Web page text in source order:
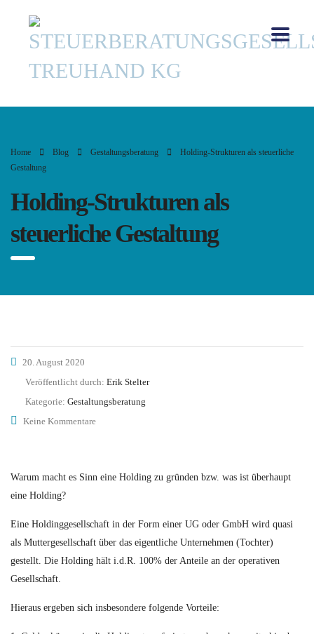
Home Blog Gestaltungsberatung
Holding-Strukturen als steuerliche
Gestaltung
Holding-Strukturen als
steuerliche Gestaltung
20. August 2020
Veröffentlicht durch: Erik Stelter
Kategorie: Gestaltungsberatung
Keine Kommentare
Warum macht es Sinn eine Holding zu gründen bzw. was ist überhaupt
eine Holding?
Eine Holdinggesellschaft in der Form einer UG oder GmbH wird quasi
als Muttergesellschaft über das eigentliche Unternehmen (Tochter)
gestellt. Die Holding hält i.d.R. 100% der Anteile an der operativen
Gesellschaft.
Hieraus ergeben sich insbesondere folgende Vorteile: